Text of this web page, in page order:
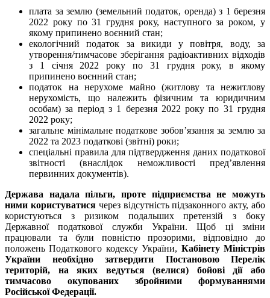
плата за землю (земельний податок, оренда) з 1 березня
2022 року по 31 грудня року, наступного за роком, у
якому припинено воєнний стан;
екологічний податок за викиди у повітря, воду, за
утворення/тимчасове зберігання радіоактивних відходів
з 1 січня 2022 року по 31 грудня року, в якому
припинено воєнний стан;
податок на нерухоме майно (житлову та нежитлову
нерухомість, що належить фізичним та юридичним
особам) за період з 1 березня 2022 року по 31 грудня
2022 року;
загальне мінімальне податкове зобов’язання за землю за
2022 та 2023 податкові (звітні) роки;
спеціальні правила для підтвердження даних податкової
звітності (внаслідок неможливості пред’явлення
первинних документів).
Держава надала пільги, проте підприємства не можуть
ними користуватисячерез відсутність підзаконного акту, або
користуються з ризиком подальших претензій з боку
Державної податкової служби України. Щоб ці зміни
працювали та були повністю прозорими, відповідно до
положень Податкового кодексу України, Кабінету Міністрів
України необхідно затвердити Постановою Перелік
територій, на яких ведуться (велися) бойові дії або
тимчасово окупованих збройними формуваннями
Російської Федерації.